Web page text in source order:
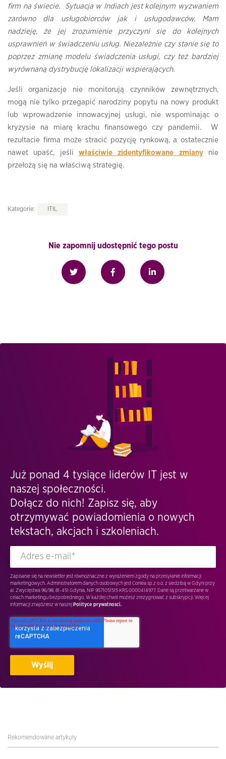
firm na świecie. Sytuacja w Indiach jest kolejnym wyzwaniem
zarówno dla usługobiorców jak i usługodawców. Mam
nadzieję, że jej zrozumienie przyczyni się do kolejnych
usprawnień w świadczeniu usług. Niezależnie czy stanie się to
poprzez zmianę modelu świadczenia usługi, czy też bardziej
wyrównaną dystrybucję lokalizacji wspierających.
Jeśli organizacje nie monitorują czynników zewnętrznych,
mogą nie tylko przegapić narodziny popytu na nowy produkt
lub wprowadzenie innowacyjnej usługi, nie wspominając o
kryzysie na miarę krachu finansowego czy pandemii. W
rezultacie firma może stracić pozycję rynkową, a ostatecznie
nawet upaść, jeśli właściwie zidentyfikowane zmianynie
przełożą się na właściwą strategię.
Kategorie: ITIL
Nie zapomnij udostępnić tego postu
Już ponad 4 tysiące liderów IT jest w
naszej społeczności.
Dołącz do nich! Zapisz się, aby
otrzymywać powiadomienia o nowych
tekstach, akcjach i szkoleniach.
Zapisanie się na newsletter jest równoznaczne z wyrażeniem zgody na przesyłanie informacji
marketingowych. Administratorem danych osobowych jest Conlea sp.z o.o. z siedzibą w Gdyni przy
al. Zwycięstwa 96/98, 81-451 Gdynia, NIP 9571051515 KRS 0000414977. Dane są przetwarzane w
celach marketingu bezpośredniego. W każdej chwili możesz zrezygnować z subskrypcji. Więcej
informacji znajdziesz w naszej Polityce prywatnosci.
Rekomendowane artykuły